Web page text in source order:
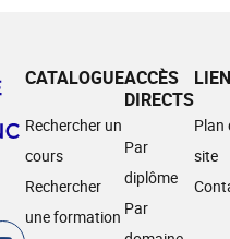
CATALOGUE
Rechercher un
cours
Rechercher
une formation
ACCÈS
DIRECTS
Par
diplôme
Par
Plan
site